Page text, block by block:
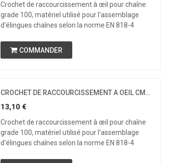
Crochet de raccourcissement à œil pour chaîne
grade 100, matériel utilisé pour l'assemblage
d'élingues chaînes selon la norme EN 818-4
COMMANDER
CROCHET DE RACCOURCISSEMENT A OEIL CMU 2.6 T
13,10€
Crochet de raccourcissement à œil pour chaîne
grade 100, matériel utilisé pour l'assemblage
d'élingues chaînes selon la norme EN 818-4